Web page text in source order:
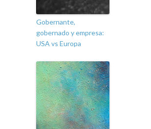
Gobernante,
gobernado y empresa:
USA vs Europa